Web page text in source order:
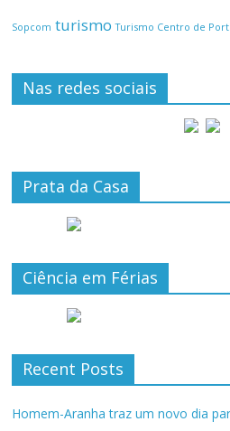
Sopcom turismo Turismo Centro de
Nas redes sociais
Prata da Casa
Ciência em Férias
Recent Posts
Homem-Aranha traz um novo dia